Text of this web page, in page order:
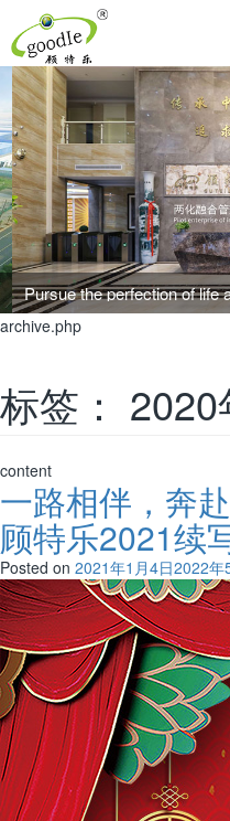
archive.php
标签： 2020
content
一路相伴，奔
顾特乐2021续
Posted on 2021年1月4日2022年